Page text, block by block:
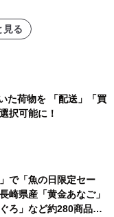
見る
た荷物を 「配送」「買
択可能に！
で「魚の日限定セー
崎県産「黄金あなご」
ろ」など約280商品を